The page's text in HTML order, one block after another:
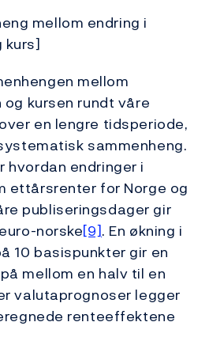
mellom endring i
kurs]
mellom
kursen rundt våre
en lengre tidsperiode,
sammenheng.
hvordan endringer i
ettårsrenter for Norge og
publiseringsdager gir
norske[9]. En økning i
10 basispunkter gir en
mellom en halv til en
valutaprognoser legger
renteeffektene